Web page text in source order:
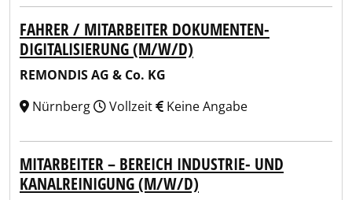
FAHRER / MITARBEITER DOKUMENTEN-
DIGITALISIERUNG (M/W/D)
REMONDIS AG & Co. KG
Nürnberg
Vollzeit Keine Angabe
MITARBEITER – BEREICH INDUSTRIE- UND
KANALREINIGUNG (M/W/D)